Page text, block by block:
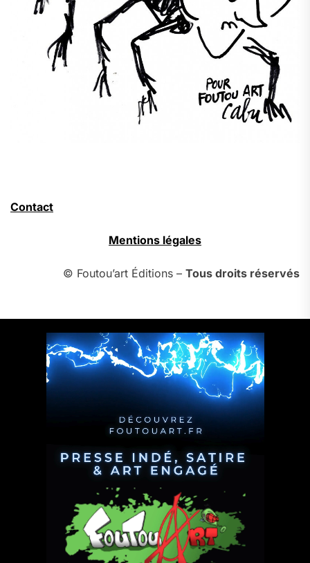
Contact
Mentions légales
© Foutou’art Éditions – Tous droits réservés